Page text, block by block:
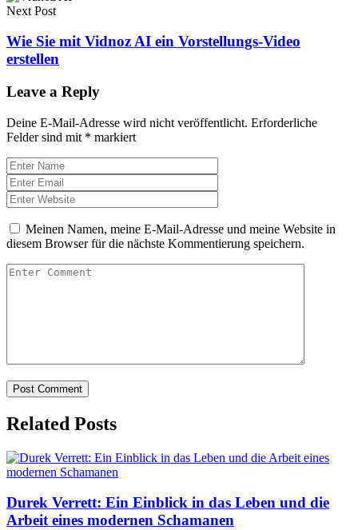
Next Post
Wie Sie mit Vidnoz AI ein Vorstellungs-Video
erstellen
Leave a Reply
Deine E-Mail-Adresse wird nicht veröffentlicht. Erforderliche
Felder sind mit * markiert
Meinen Namen, meine E-Mail-Adresse und meine Website in
diesem Browser für die nächste Kommentierung speichern.
Related Posts
Durek Verrett: Ein Einblick in das Leben und die
Arbeit eines modernen Schamanen